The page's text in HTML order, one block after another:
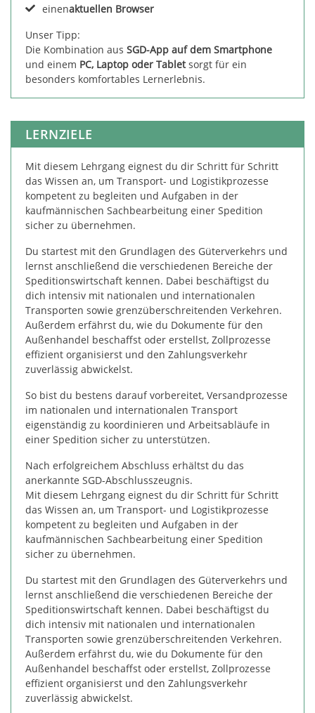
einenaktuellen Browser
Unser Tipp:
Die Kombination aus SGD-App auf dem Smartphone
und einem PC, Laptop oder Tabletsorgt für ein
besonders komfortables Lernerlebnis.
LERNZIELE
Mit diesem Lehrgang eignest du dir Schritt für Schritt
das Wissen an, um Transport- und Logistikprozesse
kompetent zu begleiten und Aufgaben in der
kaufmännischen Sachbearbeitung einer Spedition
sicher zu übernehmen.
Du startest mit den Grundlagen des Güterverkehrs und
lernst anschließend die verschiedenen Bereiche der
Speditionswirtschaft kennen. Dabei beschäftigst du
dich intensiv mit nationalen und internationalen
Transporten sowie grenzüberschreitenden Verkehren.
Außerdem erfährst du, wie du Dokumente für den
Außenhandel beschaffst oder erstellst, Zollprozesse
effizient organisierst und den Zahlungsverkehr
zuverlässig abwickelst.
So bist du bestens darauf vorbereitet, Versandprozesse
im nationalen und internationalen Transport
eigenständig zu koordinieren und Arbeitsabläufe in
einer Spedition sicher zu unterstützen.
Nach erfolgreichem Abschluss erhältst du das
anerkannte SGD-Abschlusszeugnis.
Mit diesem Lehrgang eignest du dir Schritt für Schritt
das Wissen an, um Transport- und Logistikprozesse
kompetent zu begleiten und Aufgaben in der
kaufmännischen Sachbearbeitung einer Spedition
sicher zu übernehmen.
Du startest mit den Grundlagen des Güterverkehrs und
lernst anschließend die verschiedenen Bereiche der
Speditionswirtschaft kennen. Dabei beschäftigst du
dich intensiv mit nationalen und internationalen
Transporten sowie grenzüberschreitenden Verkehren.
Außerdem erfährst du, wie du Dokumente für den
Außenhandel beschaffst oder erstellst, Zollprozesse
effizient organisierst und den Zahlungsverkehr
zuverlässig abwickelst.